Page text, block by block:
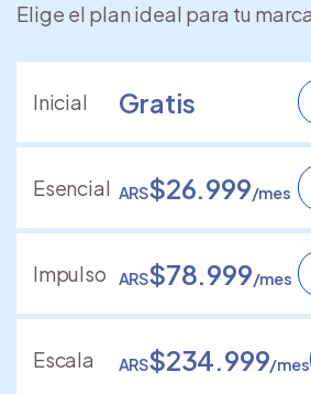
Elige el plan ideal para tu
Inicial Gratis
Esencial ARS$26.999/mes
Impulso ARS$78.999/mes
Escala ARS$234.999/mes